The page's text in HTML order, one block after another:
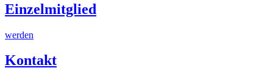
Einzelmitglied
werden
Kontakt